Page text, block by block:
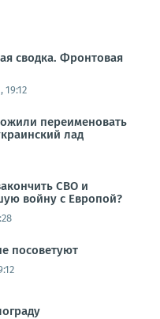
сводка. Фронтовая
19:12
переименовать
лад
СВО и
войну с Европой?
посоветуют